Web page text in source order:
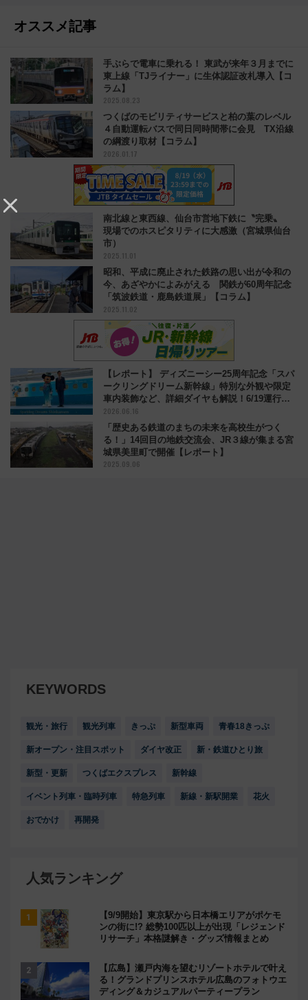
オススメ記事
手ぶらで電車に乗れる！ 東武が来年３月までに
東上線「TJライナー」に生体認証改札導入【コ
ラム】
2025.08.23
つくばのモビリティサービスと柏の葉のレベル
４自動運転バスで同日同時間帯に会見 TX沿線
の綱渡り取材【コラム】
2026.01.17
南北線と東西線、仙台市営地下鉄に〝完乗〟
現場でのホスピタリティに大感激（宮城県仙台
市）
2025.11.01
昭和、平成に廃止された鉄路の思い出が令和の
今、あざやかによみがえる 関鉄が60周年記念
「筑波鉄道・鹿島鉄道展」【コラム】
2025.11.02
【レポート】 ディズニーシー25周年記念「スパ
ークリングドリーム新幹線」特別な外観や限定
車内装飾など、詳細ダイヤも解説！6/19運行開
始
2026.06.16
「歴史ある鉄道のまちの未来を高校生がつく
る！」14回目の地鉄交流会、JR３線が集まる宮
城県美里町で開催【レポート】
2025.09.06
KEYWORDS
観光・旅行 観光列車 きっぷ 新型車両 青春18きっぷ
新オープン・注目スポット ダイヤ改正 新・鉄道ひとり旅
新型・更新 つくばエクスプレス 新幹線
イベント列車・臨時列車 特急列車 新線・新駅開業 花火
おでかけ 再開発
人気ランキング
【9/9開始】東京駅から日本橋エリアがポケモ
ンの街に!? 総勢100匹以上が出現「レジェンド
リサーチ」本格謎解き・グッズ情報まとめ
【広島】瀬戸内海を望むリゾートホテルで叶え
る！グランドプリンスホテル広島のフォトウエ
ディング＆カジュアルパーティープラン